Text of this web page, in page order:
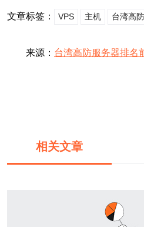
文章标签： VPS 主机 台湾高
来源： 台湾高防服务器排名
相关文章